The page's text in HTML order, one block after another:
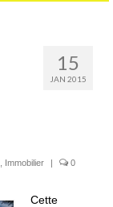
15
JAN 2015
Immobilier | 0
Cette